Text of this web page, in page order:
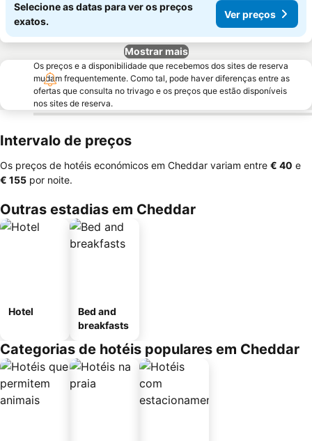
Selecione as datas para ver os preços
exatos.
Ver preços
Mostrar mais
Os preços e a disponibilidade que recebemos dos sites de reserva
mudam frequentemente. Como tal, pode haver diferenças entre as
ofertas que consulta no trivago e os preços que estão disponíveis
nos sites de reserva.
Intervalo de preços
Os preços de hotéis económicos em Cheddar variam entre ‎€ 40 e
‎€ 155 por noite.
Outras estadias em Cheddar
Hotel
Bed and
breakfasts
Categorias de hotéis populares em Cheddar